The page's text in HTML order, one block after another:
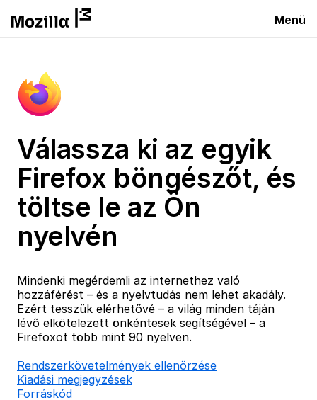
Menü
Válassza ki az egyik
Firefox böngészőt, és
töltse le az Ön
nyelvén
Mindenki megérdemli az internethez való
hozzáférést – és a nyelvtudás nem lehet akadály.
Ezért tesszük elérhetővé – a világ minden táján
lévő elkötelezett önkéntesek segítségével – a
Firefoxot több mint 90 nyelven.
Rendszerkövetelmények ellenőrzése
Kiadási megjegyzések
Forráskód